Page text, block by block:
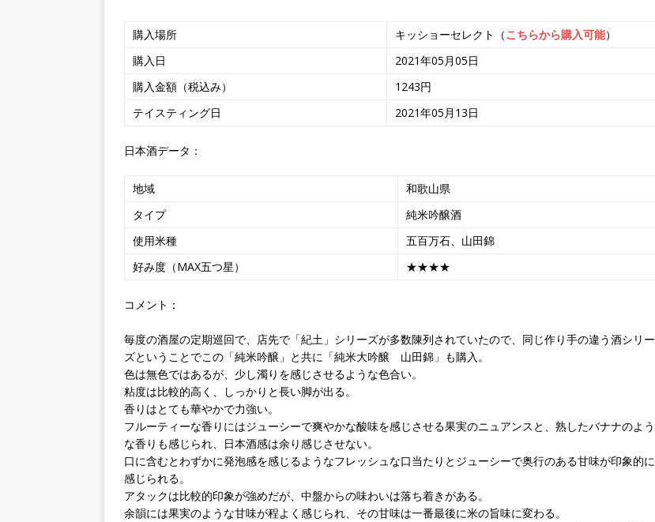
購入場所 キッショーセレクト（こちらから購入可能）
購入日
2021年05月05日
購入金額（税込み）
1243円
テイスティング日
2021年05月13日
日本酒データ：
地域
和歌山県
タイプ
純米吟醸酒
使用米種
五百万石、山田錦
好み度（MAX五つ星）
★★★★
コメント：
毎度の酒屋の定期巡回で、店先で「紀土」シリーズが多数陳列されていたので、同じ作り手の違う酒シリー
ズということでこの「純米吟醸」と共に「純米大吟醸 山田錦」も購入。
色は無色ではあるが、少し濁りを感じさせるような色合い。
粘度は比較的高く、しっかりと長い脚が出る。
香りはとても華やかで力強い。
フルーティーな香りにはジューシーで爽やかな酸味を感じさせる果実のニュアンスと、熟したバナナのよう
な香りも感じられ、日本酒感は余り感じさせない。
口に含むとわずかに発泡感を感じるようなフレッシュな口当たりとジューシーで奥行のある甘味が印象的に
感じられる。
アタックは比較的印象が強めだが、中盤からの味わいは落ち着きがある。
余韻には果実のような甘味が程よく感じられ、その甘味は一番最後に米の旨味に変わる。